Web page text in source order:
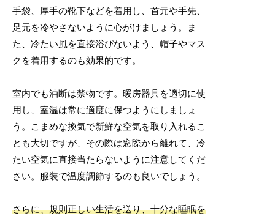
手袋、厚手の靴下などを着用し、首元や手先、
足元を冷やさないように心がけましょう。ま
た、冷たい風を直接浴びないよう、帽子やマス
クを着用するのも効果的です。
室内でも油断は禁物です。暖房器具を適切に使
用し、室温は常に適度に保つようにしましょ
う。こまめな換気で新鮮な空気を取り入れるこ
とも大切ですが、その際は窓際から離れて、冷
たい空気に直接当たらないように注意してくだ
さい。服装で温度調節するのも良いでしょう。
さらに、規則正しい生活を送り、十分な睡眠を